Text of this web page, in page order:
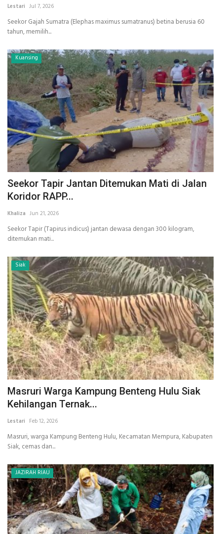
Lestari Jul 7, 2026
Seekor Gajah Sumatra (Elephas maximus sumatranus) betina berusia 60
tahun, memilih...
Kuansing
Seekor Tapir Jantan Ditemukan Mati di Jalan
Koridor RAPP...
Khaliza Jun 21, 2026
Seekor Tapir (Tapirus indicus) jantan dewasa dengan 300 kilogram,
ditemukan mati...
Siak
Masruri Warga Kampung Benteng Hulu Siak
Kehilangan Ternak...
Lestari Feb 12, 2026
Masruri, warga Kampung Benteng Hulu, Kecamatan Mempura, Kabupaten
Siak, cemas dan...
JAZIRAH RIAU